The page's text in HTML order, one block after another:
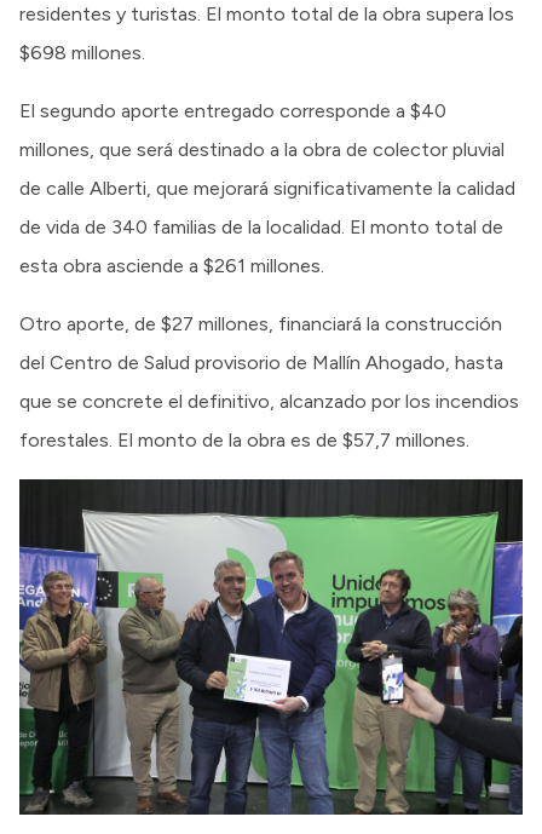
residentes y turistas. El monto total de la obra supera los
$698 millones.
El segundo aporte entregado corresponde a $40
millones, que será destinado a la obra de colector pluvial
de calle Alberti, que mejorará significativamente la calidad
de vida de 340 familias de la localidad. El monto total de
esta obra asciende a $261 millones.
Otro aporte, de $27 millones, financiará la construcción
del Centro de Salud provisorio de Mallín Ahogado, hasta
que se concrete el definitivo, alcanzado por los incendios
forestales. El monto de la obra es de $57,7 millones.